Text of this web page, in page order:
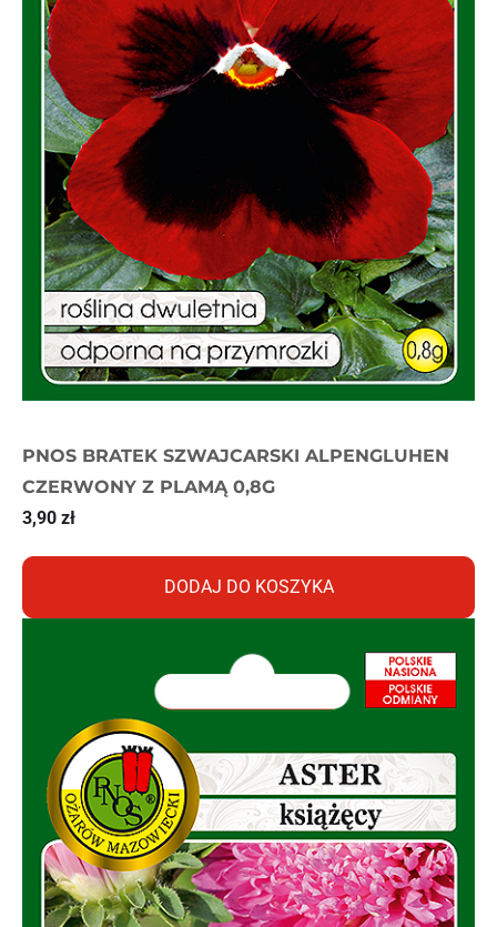
PNOS BRATEK SZWAJCARSKI ALPENGLUHEN
CZERWONY Z PLAMĄ 0,8G
3,90 zł
DODAJ DO KOSZYKA